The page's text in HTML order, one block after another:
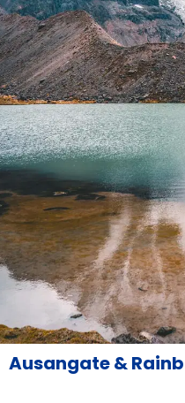
Ausangate &